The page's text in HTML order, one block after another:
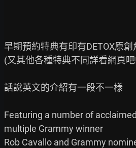
早期預約特典有印有DETOX原創
(又其他各種特典不同詳看網頁
話說英文的介紹有一段不一樣
Featuring a number of
multiple Grammy winner
Rob Cavallo and Grammy